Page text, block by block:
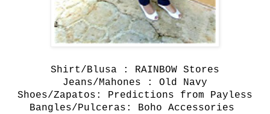
Shirt/Blusa : RAINBOW Stores
Jeans/Mahones : Old Navy
Shoes/Zapatos: Predictions from Payless
Bangles/Pulceras: Boho Accessories